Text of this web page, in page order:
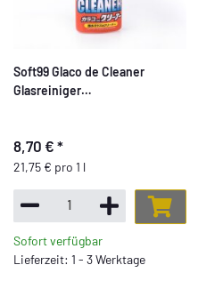
Soft99 Glaco de Cleaner
Glasreiniger
8,70 € *
21,75 € pro 1 l
Sofort verfügbar
Lieferzeit: 1 - 3 Werktage